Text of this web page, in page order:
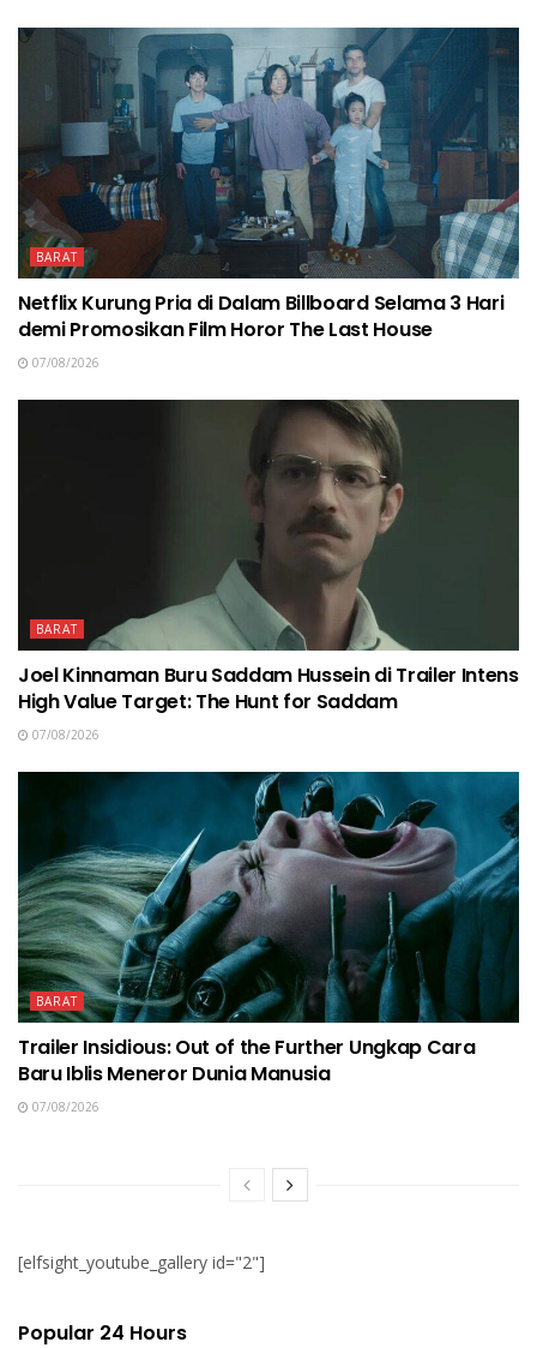
BARAT
Netflix Kurung Pria di Dalam Billboard Selama 3 Hari
demi Promosikan Film Horor The Last House
07/08/2026
BARAT
Joel Kinnaman Buru Saddam Hussein di Trailer Intens
High Value Target: The Hunt for Saddam
07/08/2026
BARAT
Trailer Insidious: Out of the Further Ungkap Cara
Baru Iblis Meneror Dunia Manusia
07/08/2026
[elfsight_youtube_gallery id="2"]
Popular 24 Hours